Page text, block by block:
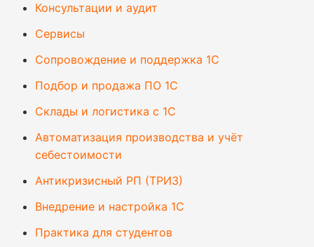
Консультации и аудит
Сервисы
Сопровождение и поддержка 1С
Подбор и продажа ПО 1С
Склады и логистика с 1С
Автоматизация производства и учёт
себестоимости
Антикризисный РП (ТРИЗ)
Внедрение и настройка 1С
Практика для студентов